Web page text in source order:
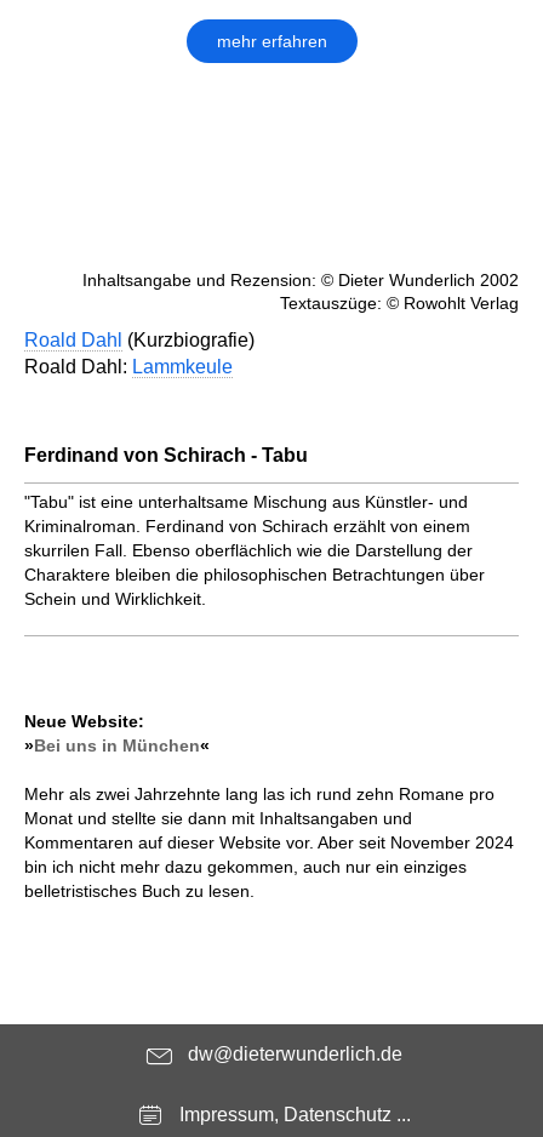
mehr erfahren
Inhaltsangabe und Rezension: © Dieter Wunderlich 2002
Textauszüge: © Rowohlt Verlag
Roald Dahl (Kurzbiografie)
Roald Dahl: Lammkeule
Ferdinand von Schirach - Tabu
"Tabu" ist eine unterhaltsame Mischung aus Künstler- und
Kriminalroman. Ferdinand von Schirach erzählt von einem
skurrilen Fall. Ebenso oberflächlich wie die Darstellung der
Charaktere bleiben die philosophischen Betrachtungen über
Schein und Wirklichkeit.
Neue Website:
»Bei uns in München«
Mehr als zwei Jahrzehnte lang las ich rund zehn Romane pro
Monat und stellte sie dann mit Inhaltsangaben und
Kommentaren auf dieser Website vor. Aber seit November 2024
bin ich nicht mehr dazu gekommen, auch nur ein einziges
belletristisches Buch zu lesen.
dw@dieterwunderlich.de
Impressum, Datenschutz ...